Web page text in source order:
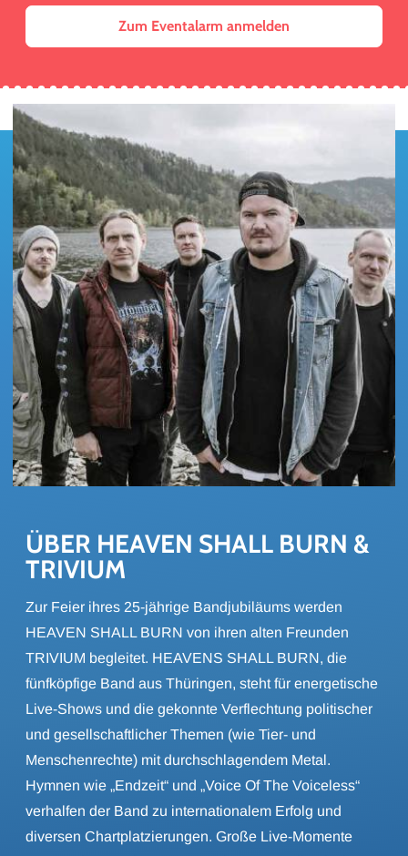
Zum Eventalarm anmelden
ÜBER HEA­VEN SHALL BURN &
TRI­VI­UM
Zur Feier ihres 25-jährige Bandjubiläums werden
HEAVEN SHALL BURN von ihren alten Freunden
TRIVIUM begleitet. HEAVENS SHALL BURN, die
fünfköpfige Band aus Thüringen, steht für energetische
Live-Shows und die gekonnte Verflechtung politischer
und gesellschaftlicher Themen (wie Tier- und
Menschenrechte) mit durchschlagendem Metal.
Hymnen wie „Endzeit“ und „Voice Of The Voiceless“
verhalfen der Band zu internationalem Erfolg und
diversen Chartplatzierungen. Große Live-Momente